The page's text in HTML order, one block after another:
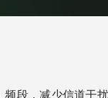
频段，减少信道